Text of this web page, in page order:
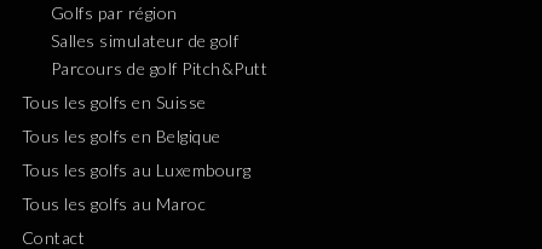
Golfs par région
Salles simulateur de golf
Parcours de golf Pitch&Putt
Tous les golfs en Suisse
Tous les golfs en Belgique
Tous les golfs au Luxembourg
Tous les golfs au Maroc
Contact